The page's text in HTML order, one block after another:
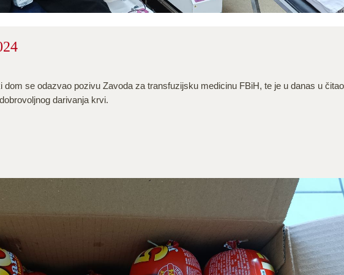
dom se odazvao pozivu Zavoda za transfuzijsku medicinu FBiH, te je u danas u
darivanja krvi.